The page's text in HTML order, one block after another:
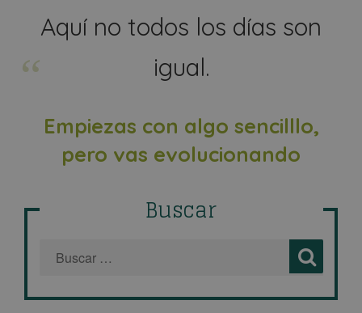
Aquí no todos los días son
igual.
Empiezas con algo sencilllo,
pero vas evolucionando
Buscar